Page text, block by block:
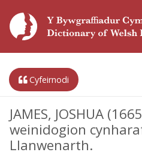
Cyfeirnodi
JAMES, JOSHUA
weinidogion
Llanwenarth.